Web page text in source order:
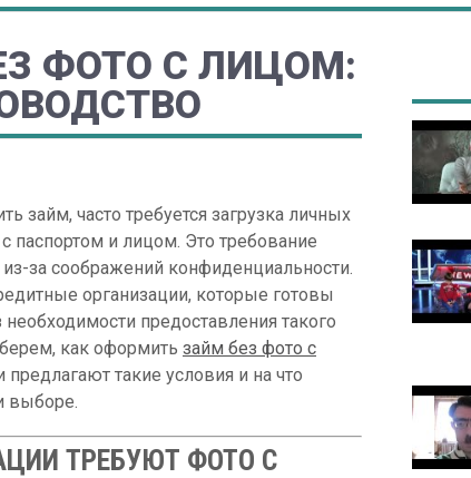
ФОТО С ЛИЦОМ:
займ, часто требуется загрузка личных
паспортом и лицом. Это требование
за соображений конфиденциальности.
организации, которые готовы
предоставления такого
как оформить займ без фото с
предлагают такие условия и на что
выборе.
ТРЕБУЮТ ФОТО С